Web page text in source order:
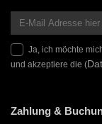
Ja, ich möchte
und akzeptiere die (
Zahlung &